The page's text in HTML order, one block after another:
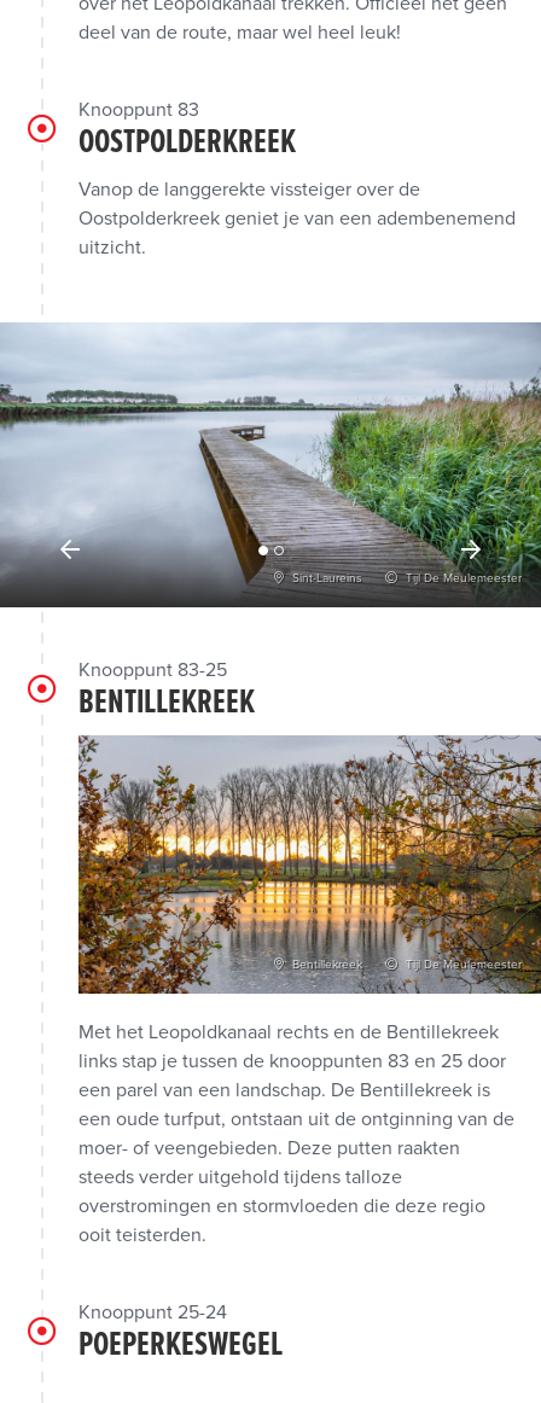
deel van de route, maar wel heel leuk!
Knooppunt 83
OOSTPOLDERKREEK
Sint-Laureins Tijl De Meulemeester
Vanop de langgerekte vissteiger over de
Oostpolderkreek geniet je van een adembenemend
uitzicht.
Knooppunt 83-25
BENTILLEKREEK
Bentillekreek Tijl De Meulemeester
Met het Leopoldkanaal rechts en de Bentillekreek
links stap je tussen de knooppunten 83 en 25 door
een parel van een landschap. De Bentillekreek is
een oude turfput, ontstaan uit de ontginning van de
moer- of veengebieden. Deze putten raakten
steeds verder uitgehold tijdens talloze
overstromingen en stormvloeden die deze regio
ooit teisterden.
Knooppunt 25-24
POEPERKESWEGEL